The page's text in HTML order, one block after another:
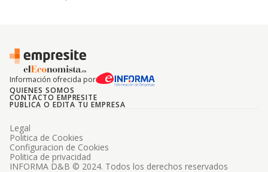
Información ofrecida por
QUIENES SOMOS
CONTACTO EMPRESITE
PUBLICA O EDITA TU EMPRESA
INFORMA D&B © 2024. Todos los derechos reservados
Legal
Politica de Cookies
Configuracion de Cookies
Politica de privacidad